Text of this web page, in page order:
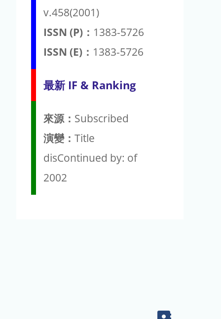
v.458(2001)
ISSN (P)： 1383-5726
ISSN (E)： 1383-5726
最新 IF & Ranking
來源： Subscribed
演變： Title
disContinued by: of
2002